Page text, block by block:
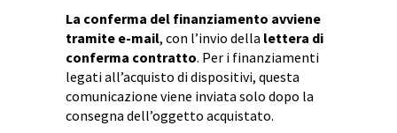
La conferma del finanziamento avviene
tramite e-mail, con l’invio della lettera di
conferma contratto. Per i finanziamenti
legati all’acquisto di dispositivi, questa
comunicazione viene inviata solo dopo la
consegna dell’oggetto acquistato.